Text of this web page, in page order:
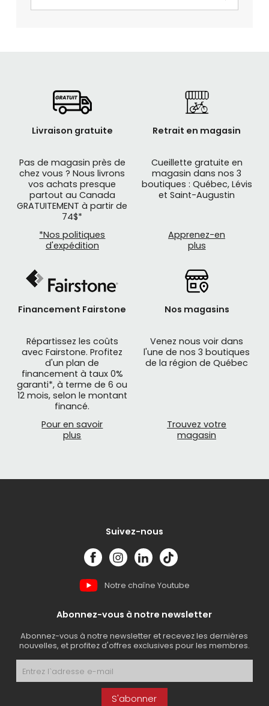
Livraison gratuite
Pas de magasin près de
chez vous ? Nous livrons
vos achats presque
partout au Canada
GRATUITEMENT à partir de
74$*
*Nos politiques
d'expédition
Retrait en magasin
Cueillette gratuite en
magasin dans nos 3
boutiques : Québec, Lévis
et Saint-Augustin
Apprenez-en
plus
Financement Fairstone
Répartissez les coûts
avec Fairstone. Profitez
d'un plan de
financement à taux 0%
garanti*, à terme de 6 ou
12 mois, selon le montant
financé.
Pour en savoir
plus
Nos magasins
Venez nous voir dans
l'une de nos 3 boutiques
de la région de Québec
Trouvez votre
magasin
Suivez-nous
Notre chaîne Youtube
Abonnez-vous à notre newsletter
Abonnez-vous à notre newsletter et recevez les dernières
nouvelles, et profitez d'offres exclusives pour les membres.
S'abonner